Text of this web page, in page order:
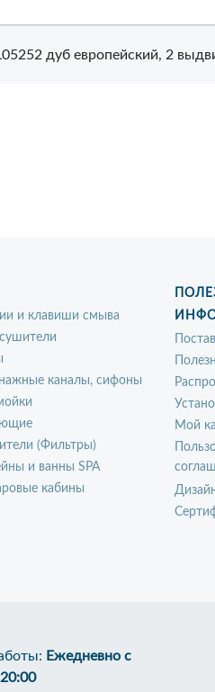
дуб европейский, 2
и клавиши смыва
каналы, сифоны
(Фильтры)
и ванны SPA
кабины
Мой
Ежедневно с